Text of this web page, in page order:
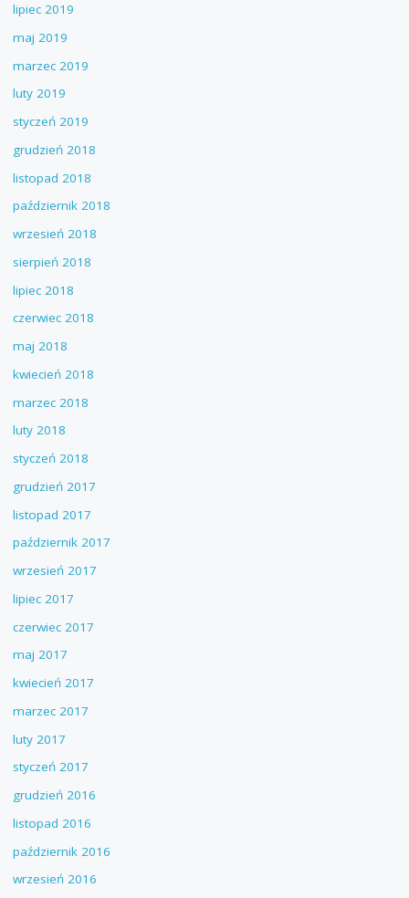
lipiec 2019
maj 2019
marzec 2019
luty 2019
styczeń 2019
grudzień 2018
listopad 2018
październik 2018
wrzesień 2018
sierpień 2018
lipiec 2018
czerwiec 2018
maj 2018
kwiecień 2018
marzec 2018
luty 2018
styczeń 2018
grudzień 2017
listopad 2017
październik 2017
wrzesień 2017
lipiec 2017
czerwiec 2017
maj 2017
kwiecień 2017
marzec 2017
luty 2017
styczeń 2017
grudzień 2016
listopad 2016
październik 2016
wrzesień 2016